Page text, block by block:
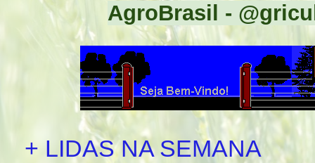
AgroBrasil -
+ LIDAS NA SEMANA